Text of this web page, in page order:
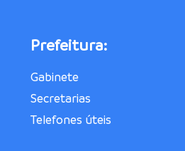
Prefeitura:
Gabinete
Secretarias
Telefones úteis